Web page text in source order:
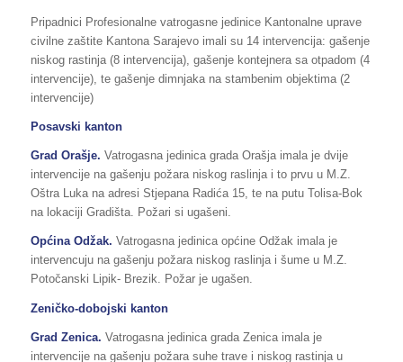
Pripadnici Profesionalne vatrogasne jedinice Kantonalne uprave
civilne zaštite Kantona Sarajevo imali su 14 intervencija: gašenje
niskog rastinja (8 intervencija), gašenje kontejnera sa otpadom (4
intervencije), te gašenje dimnjaka na stambenim objektima (2
intervencije)
Posavski kanton
Grad Orašje. Vatrogasna jedinica grada Orašja imala je dvije
intervencije na gašenju požara niskog raslinja i to prvu u M.Z.
Oštra Luka na adresi Stjepana Radića 15, te na putu Tolisa-Bok
na lokaciji Gradišta. Požari si ugašeni.
Općina Odžak. Vatrogasna jedinica općine Odžak imala je
intervencuju na gašenju požara niskog raslinja i šume u M.Z.
Potočanski Lipik- Brezik. Požar je ugašen.
Zeničko-dobojski kanton
Grad Zenica. Vatrogasna jedinica grada Zenica imala je
intervencije na gašenju požara suhe trave i niskog rastinja u